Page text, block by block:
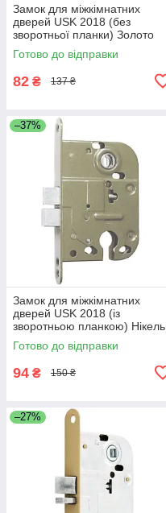
Замок для міжкімнатних
дверей USK 2018 (без
зворотньої планки) Золото
Готово до відправки
82 ₴ 137 ₴
–37%
Замок для міжкімнатних
дверей USK 2018 (із
зворотньою планкою) Нікель
Готово до відправки
94 ₴ 150 ₴
–27%